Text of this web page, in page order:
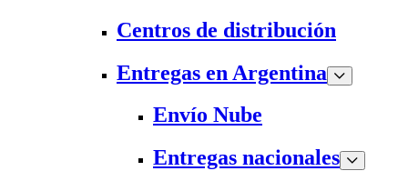
Centros de distribución
Entregas en Argentina
Envío Nube
Entregas nacionales